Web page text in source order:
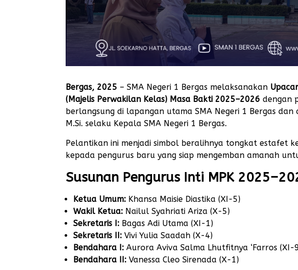
Bergas, 2025 – SMA Negeri 1 Bergas melaksanakan
(Majelis Perwakilan Kelas) Masa Bakti 2025–2026 dengan
berlangsung di lapangan utama SMA Negeri 1 Bergas dan
M.Si. selaku Kepala SMA Negeri 1 Bergas.
Pelantikan ini menjadi simbol beralihnya tongkat estafet
kepada pengurus baru yang siap mengemban amanah
Susunan Pengurus Inti MPK
Ketua Umum: Khansa Maisie Diastika (XI-5)
Wakil Ketua: Nailul Syahriati Ariza (X-5)
Sekretaris I: Bagas Adi Utama (XI-1)
Sekretaris II: Vivi Yulia Saadah (X-4)
Bendahara I: Aurora Aviva Salma Lhutfitnya ‘Farros (XI-
Bendahara II: Vanessa Cleo Sirenada (X-1)